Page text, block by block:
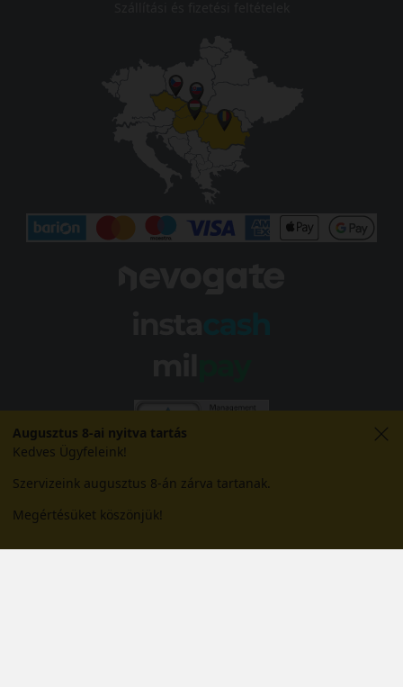
Augusztus 8-ai nyitva tartás
Kedves Ügyfeleink!
Szervizeink augusztus 8-án zárva tartanak.
Megértésüket köszönjük!